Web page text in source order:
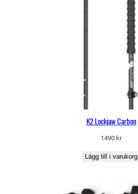
K2 Lockjaw Carbon
1490 kr
Lägg till i varukorg